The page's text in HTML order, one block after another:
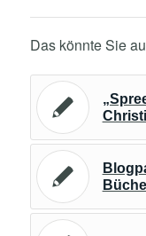
Das könnte Sie